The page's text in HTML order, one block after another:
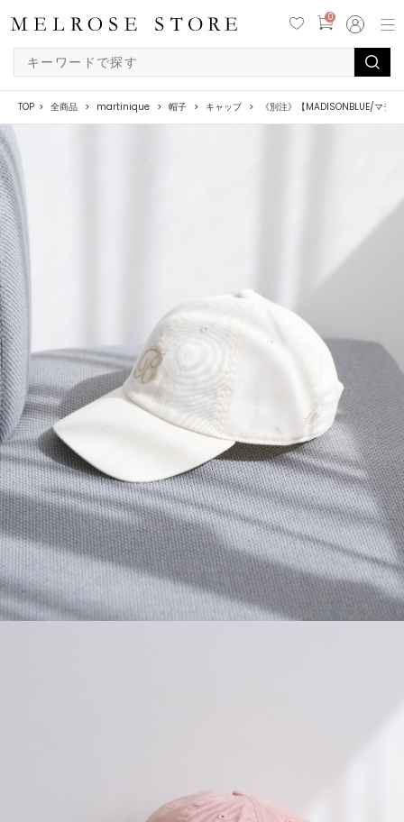
0
TOP 全商品 martinique 帽子 キャップ 《別注》【MADISONBLUE/マデ